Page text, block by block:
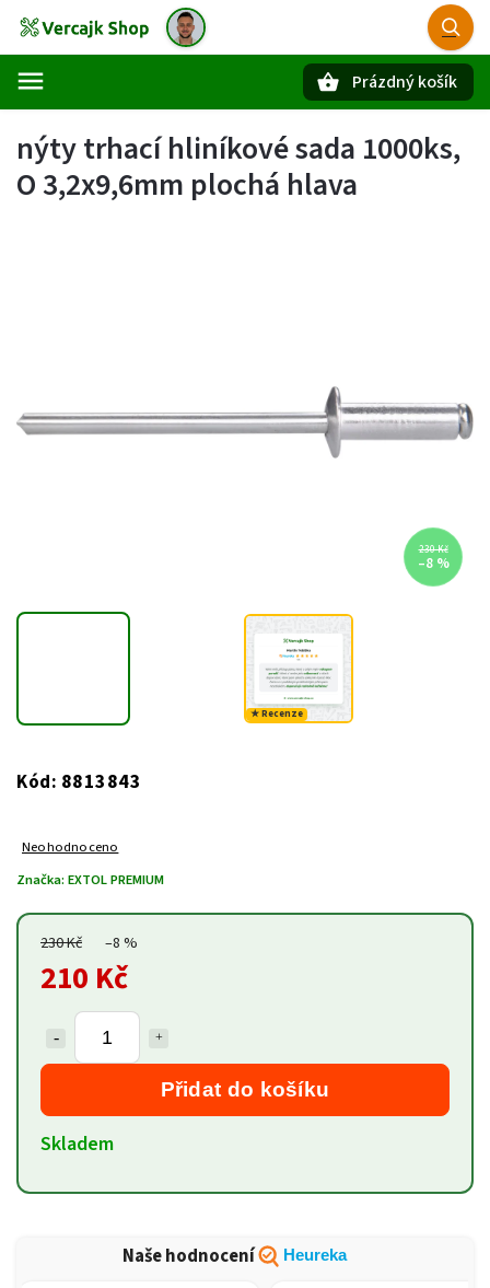
Prázdný košík
nýty trhací hliníkové sada 1000ks,
O 3,2x9,6mm plochá hlava
230 Kč
–8 %
★ Recenze
Kód: 8813843
Neohodnoceno
Značka: EXTOL PREMIUM
230 Kč –8 %
210 Kč
Přidat do košíku
Skladem
Naše hodnocení Heureka